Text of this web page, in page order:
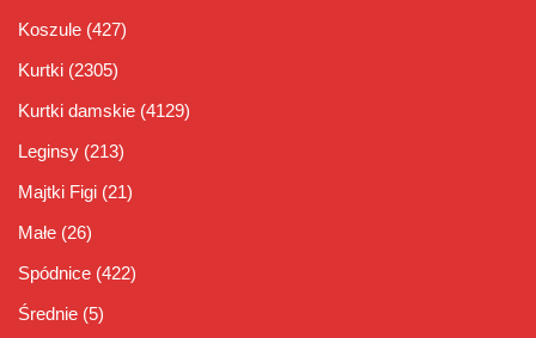
Koszule (427)
Kurtki (2305)
Kurtki damskie (4129)
Leginsy (213)
Majtki Figi (21)
Małe (26)
Spódnice (422)
Średnie (5)